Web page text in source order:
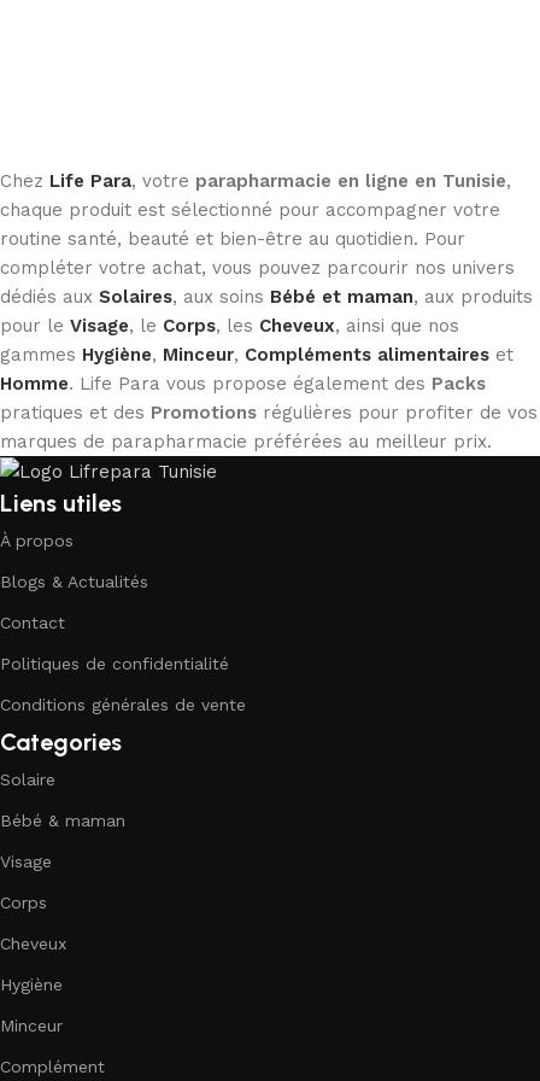
Chez Life Para, votre parapharmacie en ligne en Tunisie,
chaque produit est sélectionné pour accompagner votre
routine santé, beauté et bien-être au quotidien. Pour
compléter votre achat, vous pouvez parcourir nos univers
dédiés aux Solaires, aux soins Bébé et maman, aux produits
pour le Visage, le Corps, les Cheveux, ainsi que nos
gammes Hygiène, Minceur, Compléments alimentaires et
Homme. Life Para vous propose également des Packs
pratiques et des Promotions régulières pour profiter de vos
marques de parapharmacie préférées au meilleur prix.
Liens utiles
À propos
Blogs & Actualités
Contact
Politiques de confidentialité
Conditions générales de vente
Categories
Solaire
Bébé & maman
Visage
Corps
Cheveux
Hygiène
Minceur
Complément